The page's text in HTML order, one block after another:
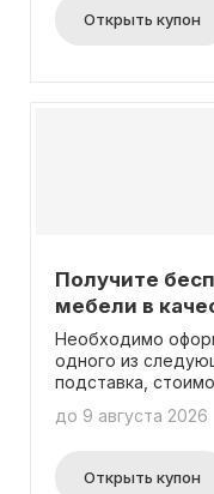
Открыть купон
Получите
мебели в
Необходимо
одного из
подставка,
необходимо
подарок! Данное
при доставке
до 9 августа 2026
Открыть купон